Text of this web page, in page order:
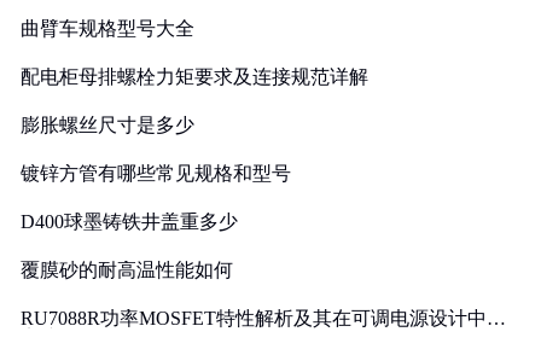
曲臂车规格型号大全
配电柜母排螺栓力矩要求及连接规范详解
膨胀螺丝尺寸是多少
镀锌方管有哪些常见规格和型号
D400球墨铸铁井盖重多少
覆膜砂的耐高温性能如何
RU7088R功率MOSFET特性解析及其在可调电源设计中的